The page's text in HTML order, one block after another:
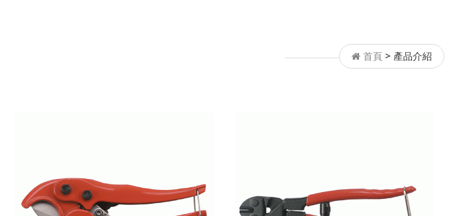
首頁 > 產品介紹